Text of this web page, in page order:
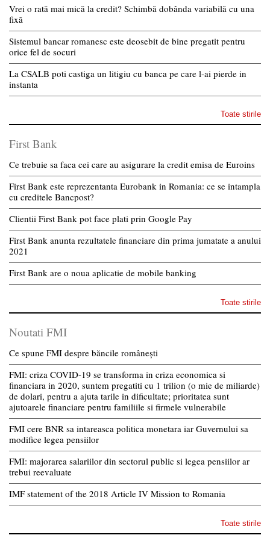
Vrei o rată mai mică la credit? Schimbă dobânda variabilă cu una
fixă
Sistemul bancar romanesc este deosebit de bine pregatit pentru
orice fel de socuri
La CSALB poti castiga un litigiu cu banca pe care l-ai pierde in
instanta
Toate stirile
First Bank
Ce trebuie sa faca cei care au asigurare la credit emisa de Euroins
First Bank este reprezentanta Eurobank in Romania: ce se intampla
cu creditele Bancpost?
Clientii First Bank pot face plati prin Google Pay
First Bank anunta rezultatele financiare din prima jumatate a anului
2021
First Bank are o noua aplicatie de mobile banking
Toate stirile
Noutati FMI
Ce spune FMI despre băncile românești
FMI: criza COVID-19 se transforma in criza economica si
financiara in 2020, suntem pregatiti cu 1 trilion (o mie de miliarde)
de dolari, pentru a ajuta tarile in dificultate; prioritatea sunt
ajutoarele financiare pentru familiile si firmele vulnerabile
FMI cere BNR sa intareasca politica monetara iar Guvernului sa
modifice legea pensiilor
FMI: majorarea salariilor din sectorul public si legea pensiilor ar
trebui reevaluate
IMF statement of the 2018 Article IV Mission to Romania
Toate stirile